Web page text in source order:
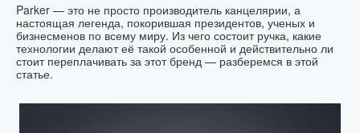
Parker — это не просто производитель канцелярии, а
настоящая легенда, покорившая президентов, ученых и
бизнесменов по всему миру. Из чего состоит ручка, какие
технологии делают её такой особенной и действительно ли
стоит переплачивать за этот бренд — разберемся в этой
статье.